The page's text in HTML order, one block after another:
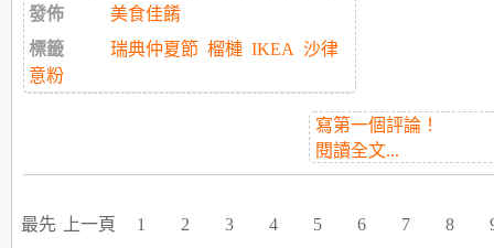
發佈
美食佳餚
標籤
瑞典仲夏節 榴槤 IKEA 沙律
意粉
寫第一個評論！
閱讀全文...
最先 上一頁 1 2 3 4 5 6 7 8